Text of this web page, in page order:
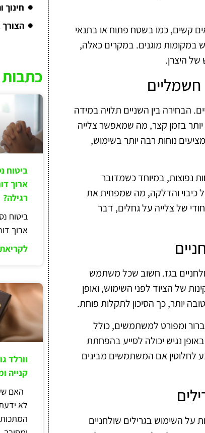
קשים, כמו בשטח פתוח או בתנאי
במקומות מוגנים. במקרים כאלה,
של היצרן.
חשמליים
הבחירה בין השניים תלויה במידה
בזמן קצר, מה שמאפשר צלייה
נוחות רבה יותר בשימוש,
נפוצות, במיוחד כשמדובר
כיבוי והדלקה, מה שמפחית את
של צלייה על גחלים, דבר
בגז. חשוב שכל משתמש
של הציוד לפני השימוש, ואופן
יותר, כך הסיכון לתקלות פוחת.
ברור ומפורט למשתמשים, כולל
נגיש יכולה לסייע בהפחתת
לחלוטין אם המשתמשים מבינים
על השימוש בגרילים שולחניים
הצורך
כתבות
ביטוח
ארוך
רגילה?
ביטוח
ארוך
וורלד
קנייה
האם
לא
המתכות